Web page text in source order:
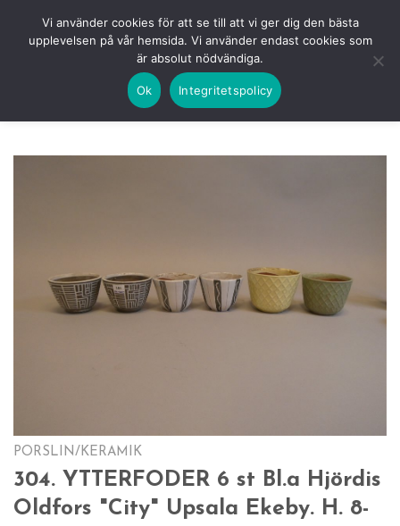
KOMMANDE LOGGA IN
PORSLIN/KERAMIK
304. YTTERFODER 6 st Bl.a Hjördis
Oldfors "City" Upsala Ekeby. H. 8-
Vi använder cookies för att se till att vi ger dig den bästa
upplevelsen på vår hemsida. Vi använder endast cookies som
är absolut nödvändiga.
Ok Integritetspolicy